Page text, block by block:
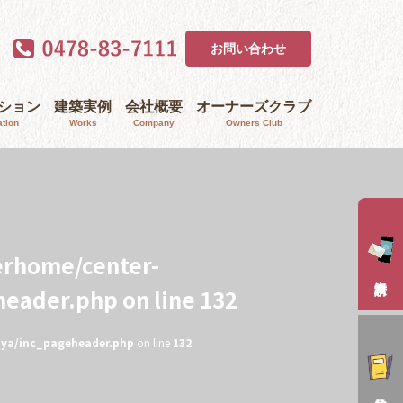
お問い合わせ
ョン 建築実例
Works
会社概要
Company
オーナーズクラブ
Owners Club
center-
on line 132
inc_pageheader.php on line 132